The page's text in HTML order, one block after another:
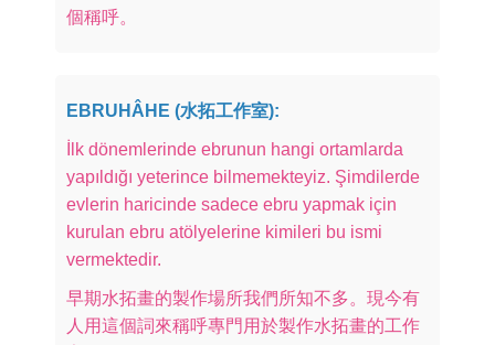
個稱呼。
EBRUHÂHE (水拓工作室):
İlk dönemlerinde ebrunun hangi ortamlarda
yapıldığı yeterince bilmemekteyiz. Şimdilerde
evlerin haricinde sadece ebru yapmak için
kurulan ebru atölyelerine kimileri bu ismi
vermektedir.
早期水拓畫的製作場所我們所知不多。現今有
人用這個詞來稱呼專門用於製作水拓畫的工作